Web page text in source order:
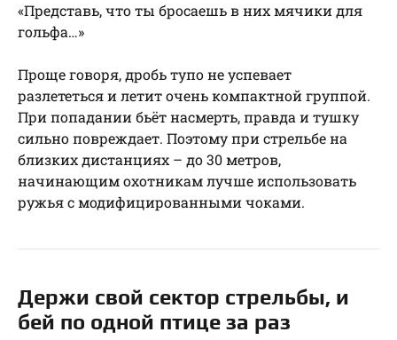
«Представь, что ты бросаешь в них мячики для
гольфа…»
Проще говоря, дробь тупо не успевает
разлететься и летит очень компактной группой.
При попадании бьёт насмерть, правда и тушку
сильно повреждает. Поэтому при стрельбе на
близких дистанциях – до 30 метров,
начинающим охотникам лучше использовать
ружья с модифицированными чоками.
Держи свой сектор стрельбы, и
бей по одной птице за раз